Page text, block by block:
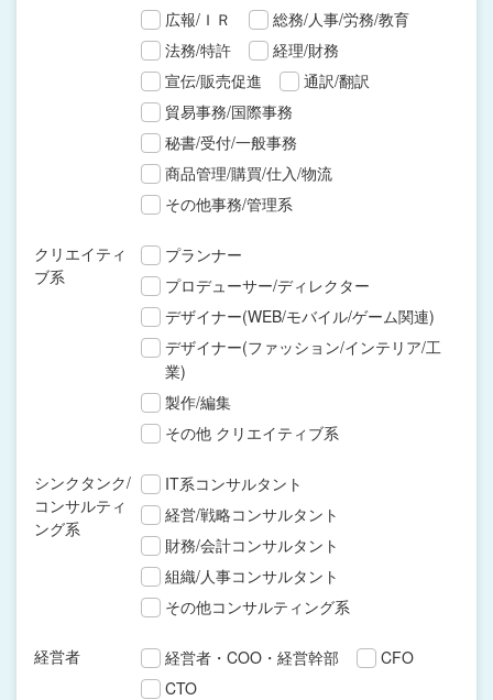
広報/ＩＲ
総務/人事/労務/教育
法務/特許
経理/財務
宣伝/販売促進
通訳/翻訳
貿易事務/国際事務
秘書/受付/一般事務
商品管理/購買/仕入/物流
その他事務/管理系
クリエイティ
ブ系
プランナー
プロデューサー/ディレクター
デザイナー(WEB/モバイル/ゲーム関連)
デザイナー(ファッション/インテリア/工
業)
製作/編集
その他 クリエイティブ系
シンクタンク/
コンサルティ
ング系
IT系コンサルタント
経営/戦略コンサルタント
財務/会計コンサルタント
組織/人事コンサルタント
その他コンサルティング系
経営者 経営者・COO・経営幹部
CFO
CTO